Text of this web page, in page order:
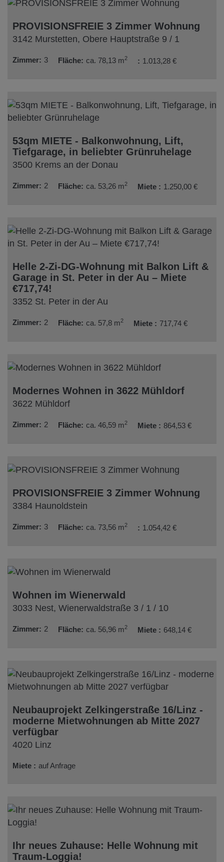
PROVISIONSFREIE 3 Zimmer Wohnung
3142 Murstetten, Obere Hauptstraße 9 / 1
Zimmer 3 Fläche ca. 78,13 m2 1.013,28 €
53qm MIETE - Balkonwohnung, Lift,
Tiefgarage, in beliebter Grünruhelage
3500 Krems an der Donau
Zimmer 2 Fläche ca. 53,26 m2 Miete 1.250,00 €
Helle 2-Zi-DG-Wohnung mit Balkon Lift &
Garage in St. Peter in der Au – Miete
€717,74!
3352 St. Peter in der Au
Zimmer 2 Fläche ca. 57,8 m2 Miete 717,74 €
Modernes Wohnen in 3622 Mühldorf
3622 Mühldorf
Zimmer 2 Fläche ca. 46,59 m2 Miete 864,53 €
PROVISIONSFREIE 3 Zimmer Wohnung
3384 Haunoldstein
Zimmer 3 Fläche ca. 73,56 m2 1.054,42 €
Wohnen im Wienerwald
3033 Nest, Wienerwaldstraße 3 / 1 / 10
Zimmer 2 Fläche ca. 56,96 m2 Miete 648,14 €
Neubauprojekt Zelkingerstraße 16/Linz -
moderne Mietwohnungen ab Mitte 2027
verfügbar
4020 Linz
Miete auf Anfrage
Ihr neues Zuhause: Helle Wohnung mit
Traum-Loggia!